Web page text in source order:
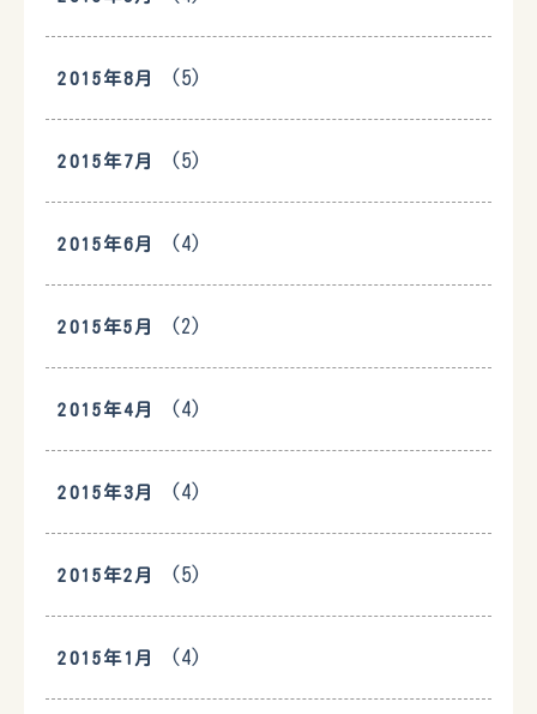
2015年8月 (5)
2015年7月 (5)
2015年6月 (4)
2015年5月 (2)
2015年4月 (4)
2015年3月 (4)
2015年2月 (5)
2015年1月 (4)